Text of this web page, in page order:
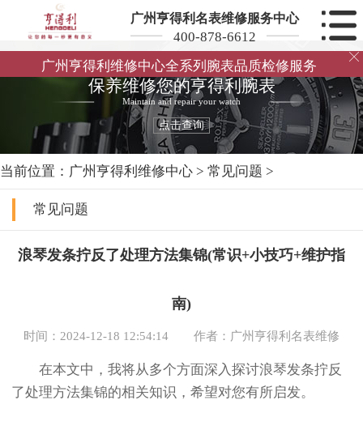
广州亨得利名表维修服务中心
400-878-6612
广州亨得利维修中心全系列腕表品质检修服务

保养维修您的亨得利腕表
Maintain and repair your watch
点击查询
当前位置： 广州亨得利维修中心 > 常见问题 >
常见问题
浪琴发条拧反了处理方法集锦(常识+小技巧+维护指
南)
时间：2024-12-18 12:54:14 作者：广州亨得利名表维修
在本文中，我将从多个方面深入探讨浪琴发条拧反
了处理方法集锦的相关知识，希望对您有所启发。